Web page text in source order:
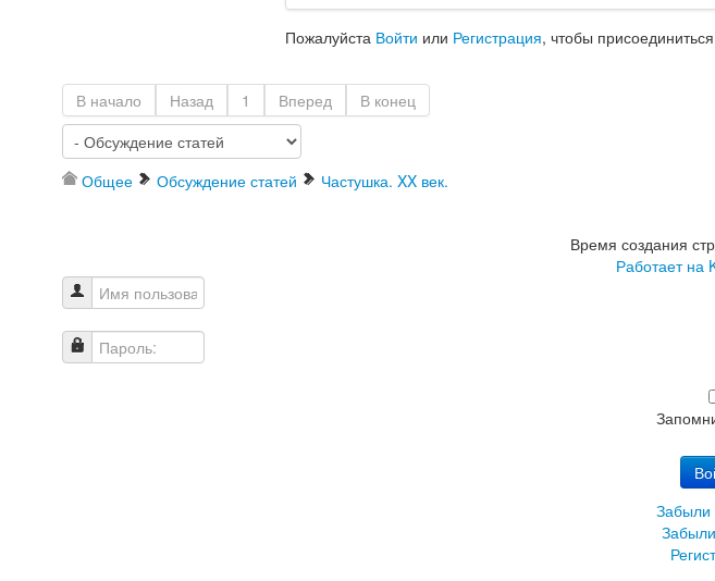
Пожалуйста Войти или Регистрация, чтобы
В начало Назад 1 Вперед В конец
Общее Обсуждение статей Частушка. XX век.
Время создания
Работает на
Имя пользователя
Пароль:
Забыли